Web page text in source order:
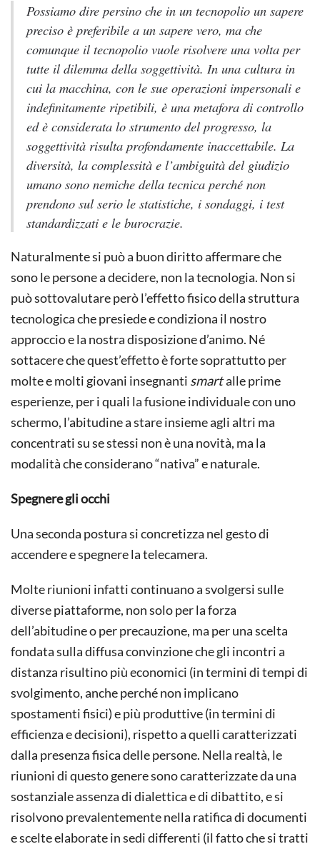
Possiamo dire persino che in un tecnopolio un sapere
preciso è preferibile a un sapere vero, ma che
comunque il tecnopolio vuole risolvere una volta per
tutte il dilemma della soggettività. In una cultura in
cui la macchina, con le sue operazioni impersonali e
indefinitamente ripetibili, è una metafora di controllo
ed è considerata lo strumento del progresso, la
soggettività risulta profondamente inaccettabile. La
diversità, la complessità e l’ambiguità del giudizio
umano sono nemiche della tecnica perché non
prendono sul serio le statistiche, i sondaggi, i test
standardizzati e le burocrazie.
Naturalmente si può a buon diritto affermare che
sono le persone a decidere, non la tecnologia. Non si
può sottovalutare però l’effetto fisico della struttura
tecnologica che presiede e condiziona il nostro
approccio e la nostra disposizione d’animo. Né
sottacere che quest’effetto è forte soprattutto per
molte e molti giovani insegnanti smartalle prime
esperienze, per i quali la fusione individuale con uno
schermo, l’abitudine a stare insieme agli altri ma
concentrati su se stessi non è una novità, ma la
modalità che considerano “nativa” e naturale.
Spegnere gli occhi
Una seconda postura si concretizza nel gesto di
accendere e spegnere la telecamera.
Molte riunioni infatti continuano a svolgersi sulle
diverse piattaforme, non solo per la forza
dell’abitudine o per precauzione, ma per una scelta
fondata sulla diffusa convinzione che gli incontri a
distanza risultino più economici (in termini di tempi di
svolgimento, anche perché non implicano
spostamenti fisici) e più produttive (in termini di
efficienza e decisioni), rispetto a quelli caratterizzati
dalla presenza fisica delle persone. Nella realtà, le
riunioni di questo genere sono caratterizzate da una
sostanziale assenza di dialettica e di dibattito, e si
risolvono prevalentemente nella ratifica di documenti
e scelte elaborate in sedi differenti (il fatto che si tratti